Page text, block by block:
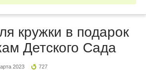
кружки в подарок
Детского Сада
2023 727